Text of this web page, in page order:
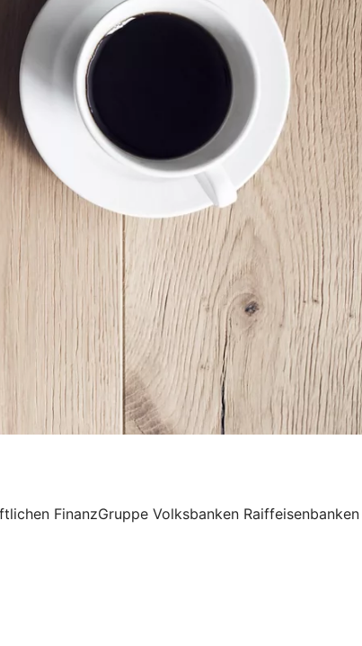
FinanzGruppe Volksbanken Raiffeisenbanken